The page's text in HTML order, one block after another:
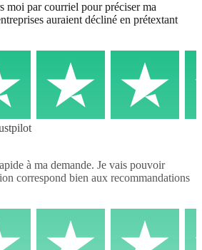
moi par courriel pour préciser ma
auraient décliné en prétextant
à ma demande. Je vais pouvoir
correspond bien aux recommandations